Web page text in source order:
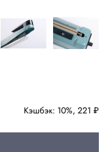
Кэшбэк: 10%, 221 ₽